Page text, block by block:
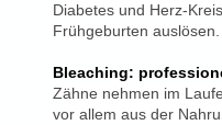
Diabetes und Herz-
Frühgeburten auslösen.
Bleaching:
Zähne nehmen im
vor allem aus der